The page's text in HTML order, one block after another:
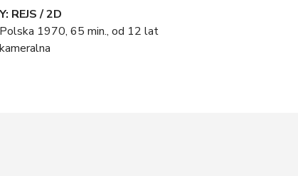
REJS / 2D
1970, 65 min., od 12 lat